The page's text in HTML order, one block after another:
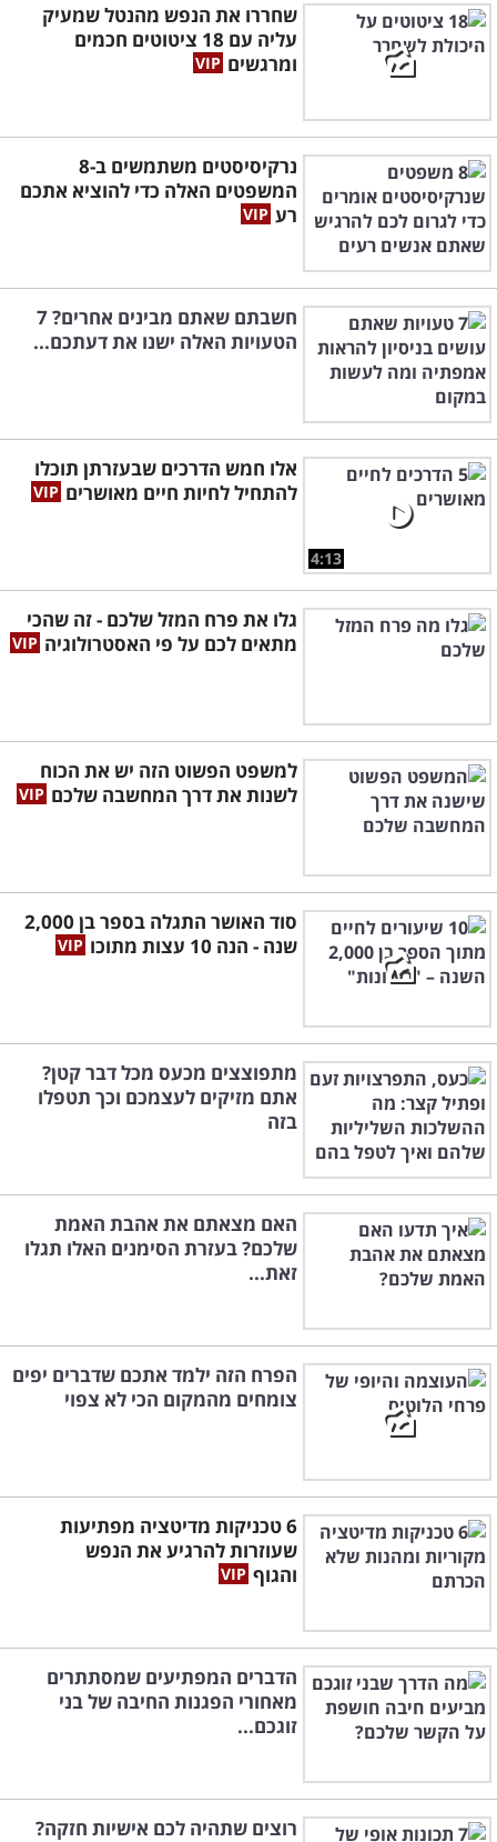
שחררו את הנפש מהנטל שמעיק
עליה עם 18 ציטוטים חכמים
ומרגשים
נרקיסיסטים משתמשים ב-8
המשפטים האלה כדי להוציא אתכם
רע
חשבתם שאתם מבינים אחרים? 7
הטעויות האלה ישנו את דעתכם...
4:13
אלו חמש הדרכים שבעזרתן תוכלו
להתחיל לחיות חיים מאושרים
גלו את פרח המזל שלכם - זה שהכי
מתאים לכם על פי האסטרולוגיה
למשפט הפשוט הזה יש את הכוח
לשנות את דרך המחשבה שלכם
סוד האושר התגלה בספר בן 2,000
שנה - הנה 10 עצות מתוכו
מתפוצצים מכעס מכל דבר קטן?
אתם מזיקים לעצמכם וכך תטפלו
בזה
האם מצאתם את אהבת האמת
שלכם? בעזרת הסימנים האלו תגלו
זאת...
הפרח הזה ילמד אתכם שדברים יפים
צומחים מהמקום הכי לא צפוי
6 טכניקות מדיטציה מפתיעות
שעוזרות להרגיע את הנפש
והגוף
הדברים המפתיעים שמסתתרים
מאחורי הפגנות החיבה של בני
זוגכם...
רוצים שתהיה לכם אישיות חזקה?